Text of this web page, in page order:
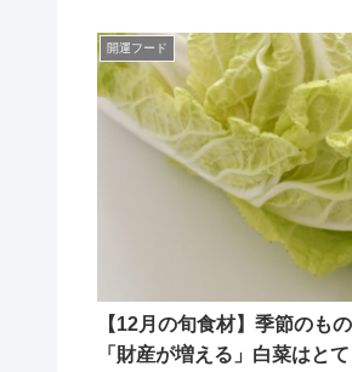
開運フード
【12月の旬食材】季節のも
「財産が増える」白菜はと